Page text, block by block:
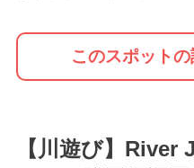
このスポット
【川遊び】River